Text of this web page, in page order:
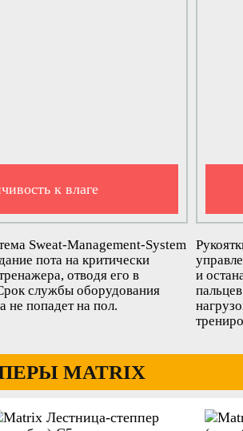
к влаге
Sweat-Management-System
пота на критически
отводя его в
службы оборудования
не попадет на пол.
и
MATRIX